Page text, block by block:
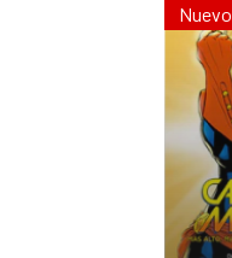
Nuevo